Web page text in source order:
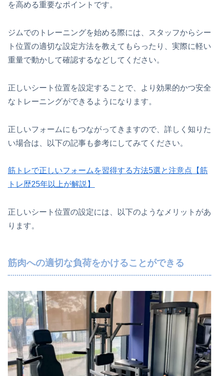
を高める重要なポイントです。
ジムでのトレーニングを始める際には、スタッフからシー
ト位置の適切な設定方法を教えてもらったり、実際に軽い
重量で動かして確認するなどしてください。
正しいシート位置を設定することで、より効果的かつ安全
なトレーニングができるようになります。
正しいフォームにもつながってきますので、詳しく知りた
い場合は、以下の記事も参考にしてみてください。
筋トレで正しいフォームを習得する方法5選と注意点【筋
トレ歴25年以上が解説】
正しいシート位置の設定には、以下のようなメリットがあ
ります。
筋肉への適切な負荷をかけることができる